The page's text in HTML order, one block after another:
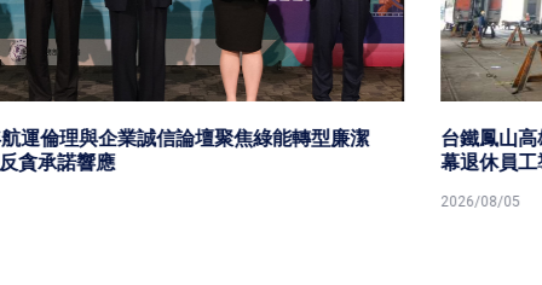
台鐵鳳山高雄機廠華麗變身高雄親子遊樂園區 8月8日開
幕退休員工導覽巡禮設施